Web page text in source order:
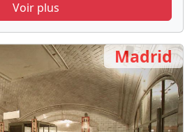
Voir plus
Madrid